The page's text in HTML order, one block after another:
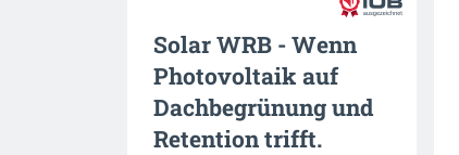
Solar WRB - Wenn
Photovoltaik auf
Dachbegrünung und
Retention trifft.